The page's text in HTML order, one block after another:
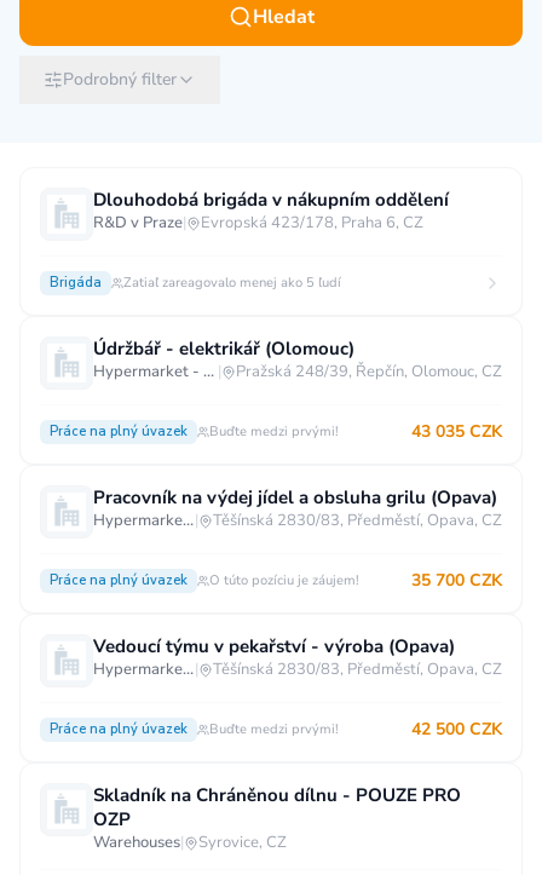
Hledat
Podrobný filter
Dlouhodobá brigáda v nákupním oddělení
R&D v Praze| Evropská 423/178, Praha 6, CZ
Brigáda Zatiaľ zareagovalo menej ako 5 ľudí
Údržbář - elektrikář (Olomouc)
Hypermarket - Olomouc | Pražská 248/39, Řepčín, Olomouc, CZ
Práce na plný úvazek Buďte medzi prvými! 43 035 CZK
Pracovník na výdej jídel a obsluha grilu (Opava)
Hypermarket - Opava| Těšínská 2830/83, Předměstí, Opava, CZ
Práce na plný úvazek O túto pozíciu je záujem! 35 700 CZK
Vedoucí týmu v pekařství - výroba (Opava)
Hypermarket - Opava| Těšínská 2830/83, Předměstí, Opava, CZ
Práce na plný úvazek Buďte medzi prvými! 42 500 CZK
Skladník na Chráněnou dílnu - POUZE PRO
OZP
Warehouses| Syrovice, CZ
Měsíční plat
40 000 CZK a více
60 000 CZK a více
Ostatní mzdy
za hodinu za manday za rok
Typ úvazku
Práce na plný úvazek
Práce na živnost
Práce přes internet
Práce doma
Vzdělání
Vzdělání není podstatné
Základní
Středoškolské nebo odborné vyučení s maturitou
Vyšší odborné
Bakalářské